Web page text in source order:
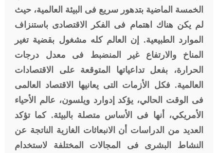
الخمسة الماضية بتدهور سريع فى البيئة العالمية، حيث
لم يكن هناك اهتمام فى الفكر الاقتصادى باستنزاف
الموارد الطبيعية. إن العالم كله مشغول بقضية تغير
المناخ والارتفاع غير المنضبط فى معدل درجات
الحرارة، بفعل تداعياتها المتوقعة على الاقتصادات
العالمية. فكل الأزمات التى يعانيها الاقتصاد العالمى
فى الوقت الحالي، يؤكد إدوارد ويلسون، عالم الأحياء
الأمريكي، أنها فى الأساس متصلة بالبيئة. كما تؤكد
العديد من الدراسات أن الانبعاثات الغازية الناتجة عن
النشاط البشرى فى المجالات المختلفة لاستخدام